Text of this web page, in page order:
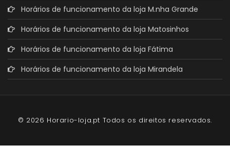
Horários de funcionamento da loja M.nha Grande
Horários de funcionamento da loja Matosinhos
Horários de funcionamento da loja Fátima
Horários de funcionamento da loja Mirandela
© 2026 Horario-loja.pt Todos os direitos reservados.